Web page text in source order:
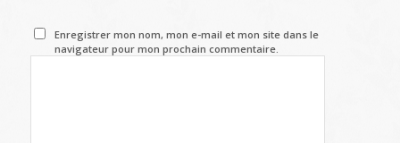
Enregistrer mon nom, mon e-mail et mon site dans le
navigateur pour mon prochain commentaire.